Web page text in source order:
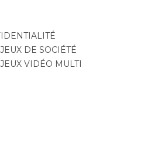
DE SOCIÉTÉ
VIDÉO MULTI